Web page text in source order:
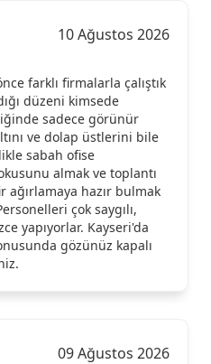
10 Ağustos 2026
farklı firmalarla çalıştık
düzeni kimsede
sadece görünür
ve dolap üstlerini bile
sabah ofise
almak ve toplantı
ağırlamaya hazır bulmak
çok saygılı,
yapıyorlar. Kayseri'da
gözünüz kapalı
09 Ağustos 2026